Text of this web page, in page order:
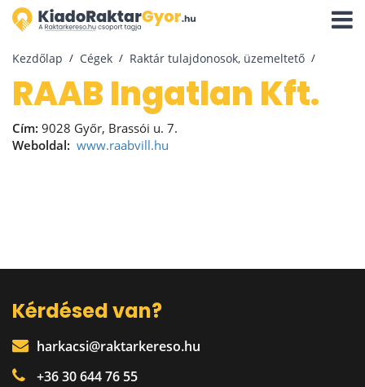
Kezdőlap Cégek Raktár tulajdonosok, üzemeltető
RAAB Ingatlan Kft.
Cím: 9028 Győr, Brassói u. 7.
Weboldal: www.raabvill.hu
Kérdésed van?
harkacsi@raktarkereso.hu
+36 30 644 76 55